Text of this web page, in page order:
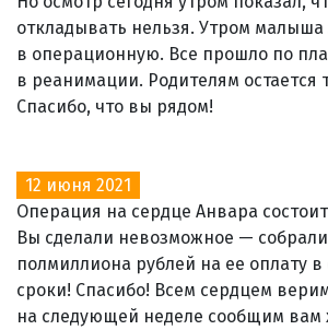
откладывать нельзя. Утром малыша
в операционную. Все прошло по
в реанимации. Родителям остается
Спасибо, что вы рядом!
12 июня 2021
Операция на сердце Анвара
Вы сделали невозможное —
полмиллиона рублей на ее оплату
сроки! Спасибо! Всем сердцем
на следующей неделе сообщим вам